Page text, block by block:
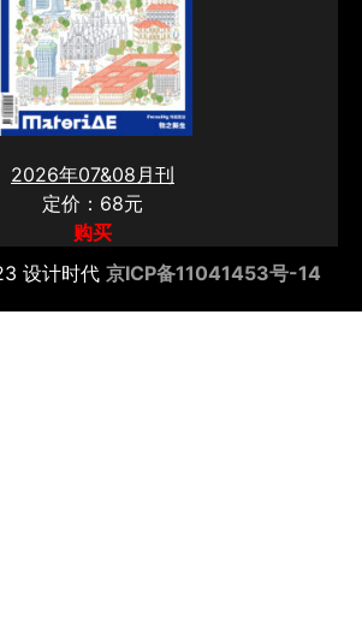
2026年07&08月刊
定价：68元
购买
设计时代 京ICP备11041453号-14